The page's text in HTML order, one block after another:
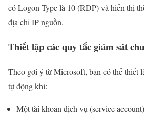
có Logon Type là 10 (RDP) và hiển thị
địa chỉ IP nguồn.
Thiết lập các quy tắc giám sát
Theo gợi ý từ Microsoft, bạn có thể thiết
tự động khi:
Một tài khoản dịch vụ (service